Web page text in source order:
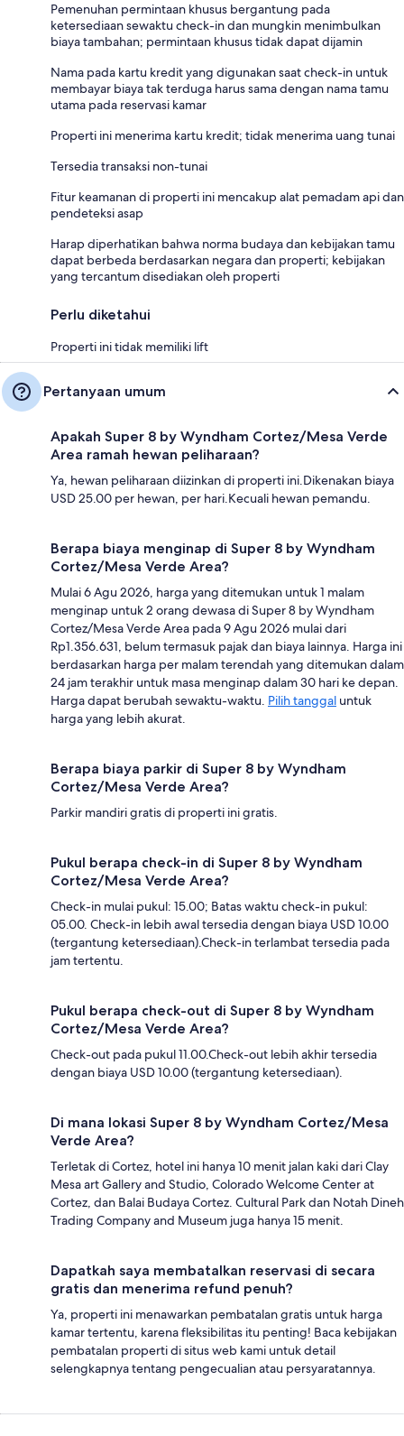
Pemenuhan permintaan khusus bergantung pada
ketersediaan sewaktu check-in dan mungkin menimbulkan
biaya tambahan; permintaan khusus tidak dapat dijamin
Nama pada kartu kredit yang digunakan saat check-in untuk
membayar biaya tak terduga harus sama dengan nama tamu
utama pada reservasi kamar
Properti ini menerima kartu kredit; tidak menerima uang tunai
Tersedia transaksi non-tunai
Fitur keamanan di properti ini mencakup alat pemadam api dan
pendeteksi asap
Harap diperhatikan bahwa norma budaya dan kebijakan tamu
dapat berbeda berdasarkan negara dan properti; kebijakan
yang tercantum disediakan oleh properti
Perlu diketahui
Properti ini tidak memiliki lift
Pertanyaan umum
Apakah Super 8 by Wyndham Cortez/Mesa Verde
Area ramah hewan peliharaan?
Ya, hewan peliharaan diizinkan di properti ini.Dikenakan biaya
USD 25.00 per hewan, per hari.Kecuali hewan pemandu.
Berapa biaya menginap di Super 8 by Wyndham
Cortez/Mesa Verde Area?
Mulai 6 Agu 2026, harga yang ditemukan untuk 1 malam
menginap untuk 2 orang dewasa di Super 8 by Wyndham
Cortez/Mesa Verde Area pada 9 Agu 2026 mulai dari
Rp1.356.631, belum termasuk pajak dan biaya lainnya. Harga ini
berdasarkan harga per malam terendah yang ditemukan dalam
24 jam terakhir untuk masa menginap dalam 30 hari ke depan.
Harga dapat berubah sewaktu-waktu. Pilih tanggal untuk
harga yang lebih akurat.
Berapa biaya parkir di Super 8 by Wyndham
Cortez/Mesa Verde Area?
Parkir mandiri gratis di properti ini gratis.
Pukul berapa check-in di Super 8 by Wyndham
Cortez/Mesa Verde Area?
Check-in mulai pukul: 15.00; Batas waktu check-in pukul:
05.00. Check-in lebih awal tersedia dengan biaya USD 10.00
(tergantung ketersediaan).Check-in terlambat tersedia pada
jam tertentu.
Pukul berapa check-out di Super 8 by Wyndham
Cortez/Mesa Verde Area?
Check-out pada pukul 11.00.Check-out lebih akhir tersedia
dengan biaya USD 10.00 (tergantung ketersediaan).
Di mana lokasi Super 8 by Wyndham Cortez/Mesa
Verde Area?
Terletak di Cortez, hotel ini hanya 10 menit jalan kaki dari Clay
Mesa art Gallery and Studio, Colorado Welcome Center at
Cortez, dan Balai Budaya Cortez. Cultural Park dan Notah Dineh
Trading Company and Museum juga hanya 15 menit.
Dapatkah saya membatalkan reservasi di secara
gratis dan menerima refund penuh?
Ya, properti ini menawarkan pembatalan gratis untuk harga
kamar tertentu, karena fleksibilitas itu penting! Baca kebijakan
pembatalan properti di situs web kami untuk detail
selengkapnya tentang pengecualian atau persyaratannya.